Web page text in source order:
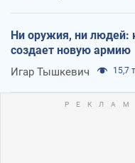
Ни оружия, ни людей:
создает новую армию
Игар Тышкевич 15,7